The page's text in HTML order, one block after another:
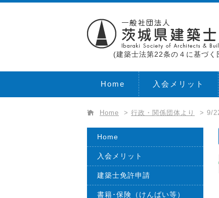
(建築士法第22条の４に基づく
Home 入会メリット
Home > 行政・関係団体より > 9/
Home
入会メリット
建築士免許申請
書籍･保険（けんばい等）